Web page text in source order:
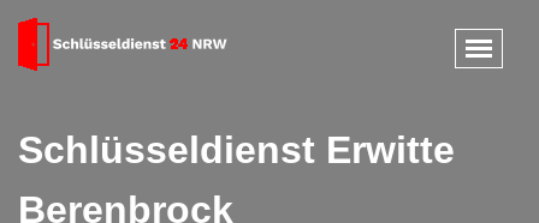
Schlüsseldienst Erwitte
Berenbrock